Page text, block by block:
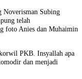
Noverisman Subing
telah
foto Anies dan Muhaimin
PKB. Insyallah apa
dan menjadi